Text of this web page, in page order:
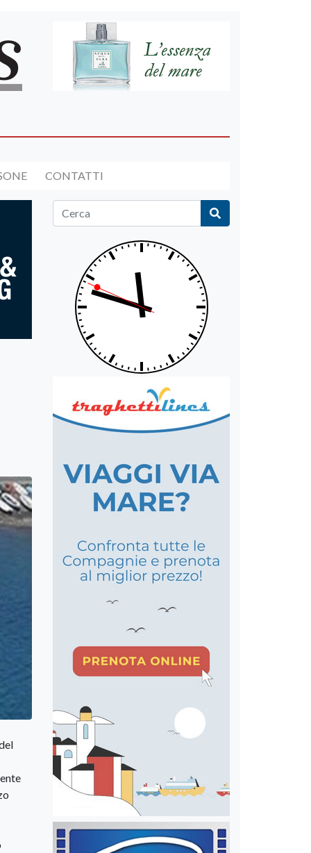
CONTATTI